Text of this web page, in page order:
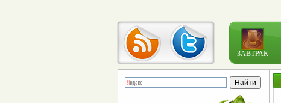
ЗАВТРАК